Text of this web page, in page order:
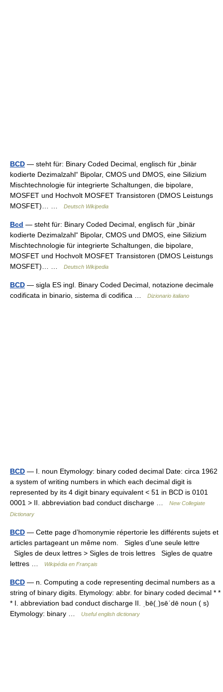
BCD — steht für: Binary Coded Decimal, englisch für „binär
kodierte Dezimalzahl“ Bipolar, CMOS und DMOS, eine Silizium
Mischtechnologie für integrierte Schaltungen, die bipolare,
MOSFET und Hochvolt MOSFET Transistoren (DMOS Leistungs
MOSFET)… …
Deutsch Wikipedia
Bcd — steht für: Binary Coded Decimal, englisch für „binär
kodierte Dezimalzahl“ Bipolar, CMOS und DMOS, eine Silizium
Mischtechnologie für integrierte Schaltungen, die bipolare,
MOSFET und Hochvolt MOSFET Transistoren (DMOS Leistungs
MOSFET)… …
Deutsch Wikipedia
BCD — sigla ES ingl. Binary Coded Decimal, notazione decimale
codificata in binario, sistema di codifica …
Dizionario italiano
BCD — I. noun Etymology: binary coded decimal Date: circa 1962
a system of writing numbers in which each decimal digit is
represented by its 4 digit binary equivalent < 51 in BCD is 0101
0001 > II. abbreviation bad conduct discharge …
New Collegiate
Dictionary
BCD — Cette page d’homonymie répertorie les différents sujets et
articles partageant un même nom. Sigles d’une seule lettre
Sigles de deux lettres > Sigles de trois lettres Sigles de quatre
lettres …
Wikipédia en Français
BCD — n. Computing a code representing decimal numbers as a
string of binary digits. Etymology: abbr. for binary coded decimal * *
* I. abbreviation bad conduct discharge II. ˌbē(ˌ)sēˈdē noun ( s)
Etymology: binary …
Useful english dictionary